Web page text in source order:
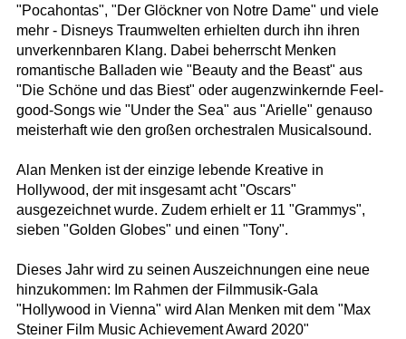
"Pocahontas", "Der Glöckner von Notre Dame" und viele
mehr - Disneys Traumwelten erhielten durch ihn ihren
unverkennbaren Klang. Dabei beherrscht Menken
romantische Balladen wie "Beauty and the Beast" aus
"Die Schöne und das Biest" oder augenzwinkernde Feel-
good-Songs wie "Under the Sea" aus "Arielle" genauso
meisterhaft wie den großen orchestralen Musicalsound.
Alan Menken ist der einzige lebende Kreative in
Hollywood, der mit insgesamt acht "Oscars"
ausgezeichnet wurde. Zudem erhielt er 11 "Grammys",
sieben "Golden Globes" und einen "Tony".
Dieses Jahr wird zu seinen Auszeichnungen eine neue
hinzukommen: Im Rahmen der Filmmusik-Gala
"Hollywood in Vienna" wird Alan Menken mit dem "Max
Steiner Film Music Achievement Award 2020"